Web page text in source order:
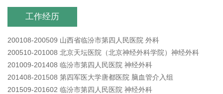
工作经历
200108-200509 山西省临汾市第四人民医院 外科
200510-201008 北京天坛医院（北京神经外科学院）神经外科
201009-201408 临汾市第四人民医院 神经外科
201408-201508 第四军医大学唐都医院 脑血管介入组
201509-201602 临汾市第四人民医院 神经外科